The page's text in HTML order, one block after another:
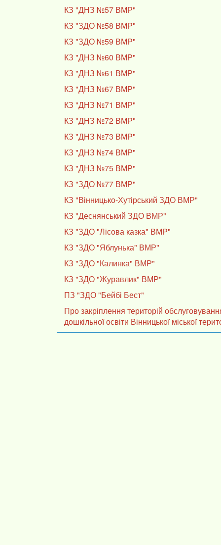
КЗ "ДНЗ №57 ВМР"
КЗ "ЗДО №58 ВМР"
КЗ "ЗДО №59 ВМР"
КЗ "ДНЗ №60 ВМР"
КЗ "ДНЗ №61 ВМР"
КЗ "ДНЗ №67 ВМР"
КЗ "ДНЗ №71 ВМР"
КЗ "ДНЗ №72 ВМР"
КЗ "ДНЗ №73 ВМР"
КЗ "ДНЗ №74 ВМР"
КЗ "ДНЗ №75 ВМР"
КЗ "ЗДО №77 ВМР"
КЗ "Вінницько-Хутірський ЗДО ВМР"
КЗ "Деснянський ЗДО ВМР"
КЗ "ЗДО "Лісова казка" ВМР"
КЗ "ЗДО "Яблунька" ВМР"
КЗ "ЗДО "Калинка" ВМР"
КЗ "ЗДО "Журавлик" ВМР"
ПЗ "ЗДО "Бейбі Бест"
Про закріплення територій
дошкільної освіти Вінницької міської